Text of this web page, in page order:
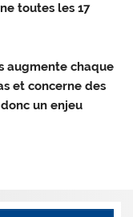
toutes les 17
augmente chaque
et concerne des
un enjeu